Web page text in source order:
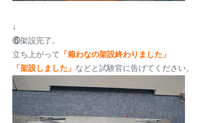
↓
⑥架設完了。
立ち上がって
「箱わなの架設終わりました」
「架設しました」 などと試験官に告げてください。